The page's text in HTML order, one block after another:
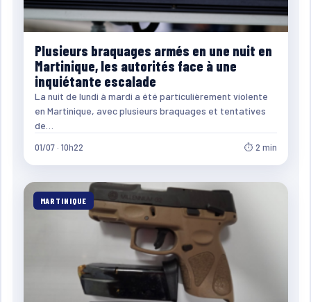
Plusieurs braquages armés en une nuit en
Martinique, les autorités face à une
inquiétante escalade
La nuit de lundi à mardi a été particulièrement violente
en Martinique, avec plusieurs braquages et tentatives
de…
01/07 · 10h22 ⏱ 2 min
MARTINIQUE